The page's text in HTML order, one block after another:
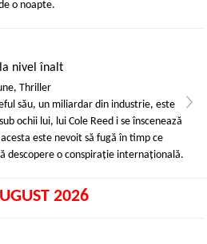
o noapte.
nivel înalt
Thriller
său, un miliardar din industrie, este
ochii lui, lui Cole Reed i se înscenează
este nevoit să fugă în timp ce
descopere o conspirație internațională.
2026